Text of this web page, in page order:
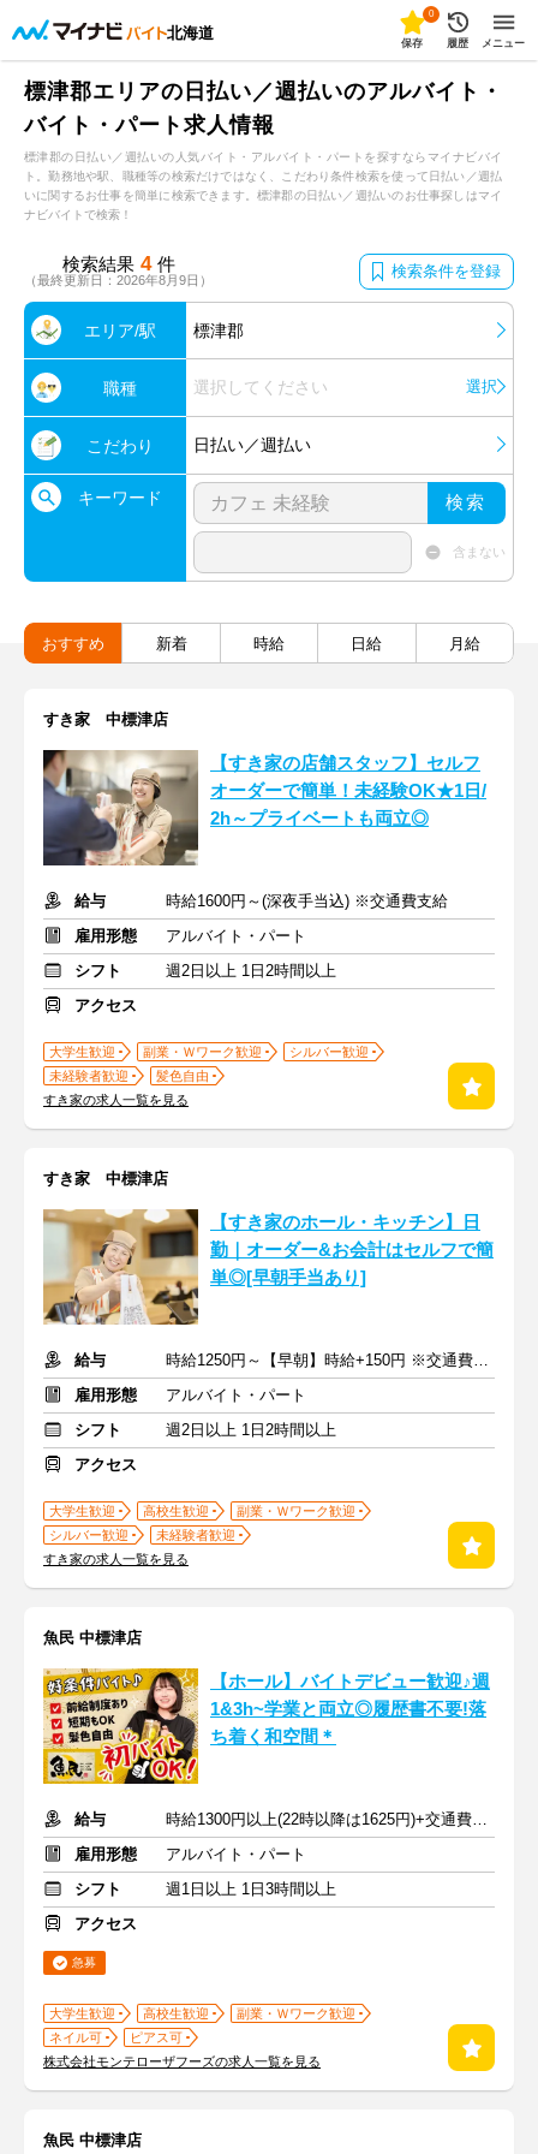
北海道
0
保存 履歴 メニュー
標津郡エリアの日払い／週払いのアルバイト・
バイト・パート求人情報
標津郡の日払い／週払いの人気バイト・アルバイト・パートを探すならマイナビバイ
ト。勤務地や駅、職種等の検索だけではなく、こだわり条件検索を使って日払い／週払
いに関するお仕事を簡単に検索できます。標津郡の日払い／週払いのお仕事探しはマイ
ナビバイトで検索！
検索結果 4 件
（最終更新日：2026年8月9日） 検索条件を登録
エリア/駅 標津郡
職種 選択してください 選択
こだわり 日払い／週払い
キーワード 検索
含まない
おすすめ 新着 時給 日給 月給
すき家 中標津店
【すき家の店舗スタッフ】セルフ
オーダーで簡単！未経験OK★1日/
2h～プライベートも両立◎
給与
時給1600円～(深夜手当込) ※交通費支給
雇用形態
アルバイト・パート
シフト
週2日以上 1日2時間以上
アクセス
大学生歓迎 副業・Ｗワーク歓迎
シルバー歓迎
未経験者歓迎
髪色自由
すき家の求人一覧を見る
すき家 中標津店
【すき家のホール・キッチン】日
勤｜オーダー&お会計はセルフで簡
単◎[早朝手当あり]
給与
時給1250円～【早朝】時給+150円 ※交通費支給
雇用形態
アルバイト・パート
シフト
週2日以上 1日2時間以上
アクセス
大学生歓迎 高校生歓迎
副業・Ｗワーク歓迎
シルバー歓迎
未経験者歓迎
すき家の求人一覧を見る
魚民 中標津店
【ホール】バイトデビュー歓迎♪週
1&3h~学業と両立◎履歴書不要!落
ち着く和空間＊
給与
時給1300円以上(22時以降は1625円)+交通費規定内支給
雇用形態
アルバイト・パート
シフト
週1日以上 1日3時間以上
アクセス
急募
大学生歓迎 高校生歓迎
副業・Ｗワーク歓迎
ネイル可
ピアス可
株式会社モンテローザフーズの求人一覧を見る
魚民 中標津店